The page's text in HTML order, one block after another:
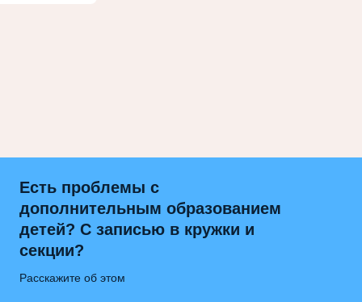
Есть проблемы с
дополнительным образованием
детей? С записью в кружки и
секции?
Расскажите об этом